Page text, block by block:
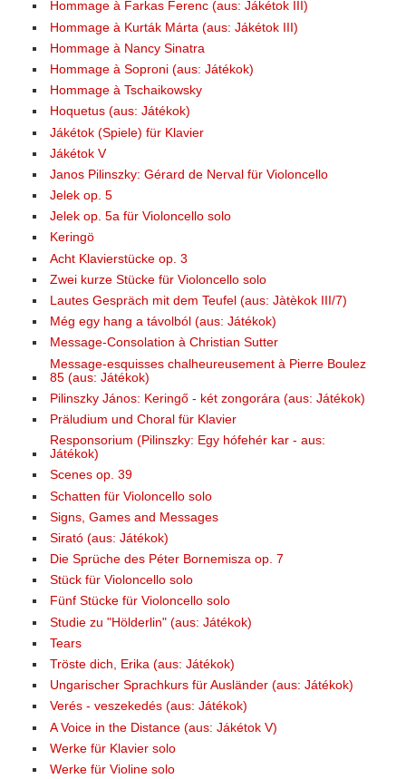
Hommage à Farkas Ferenc (aus: Jákétok III)
Hommage à Kurták Márta (aus: Jákétok III)
Hommage à Nancy Sinatra
Hommage à Soproni (aus: Játékok)
Hommage à Tschaikowsky
Hoquetus (aus: Játékok)
Jákétok (Spiele) für Klavier
Jákétok V
Janos Pilinszky: Gérard de Nerval für Violoncello
Jelek op. 5
Jelek op. 5a für Violoncello solo
Keringö
Acht Klavierstücke op. 3
Zwei kurze Stücke für Violoncello solo
Lautes Gespräch mit dem Teufel (aus: Jàtèkok III/7)
Még egy hang a távolból (aus: Játékok)
Message-Consolation à Christian Sutter
Message-esquisses chalheureusement à Pierre Boulez
85 (aus: Játékok)
Pilinszky János: Keringő - két zongorára (aus: Játékok)
Präludium und Choral für Klavier
Responsorium (Pilinszky: Egy hófehér kar - aus:
Játékok)
Scenes op. 39
Schatten für Violoncello solo
Signs, Games and Messages
Sirató (aus: Játékok)
Die Sprüche des Péter Bornemisza op. 7
Stück für Violoncello solo
Fünf Stücke für Violoncello solo
Studie zu "Hölderlin" (aus: Játékok)
Tears
Tröste dich, Erika (aus: Játékok)
Ungarischer Sprachkurs für Ausländer (aus: Játékok)
Verés - veszekedés (aus: Játékok)
A Voice in the Distance (aus: Jákétok V)
Werke für Klavier solo
Werke für Violine solo